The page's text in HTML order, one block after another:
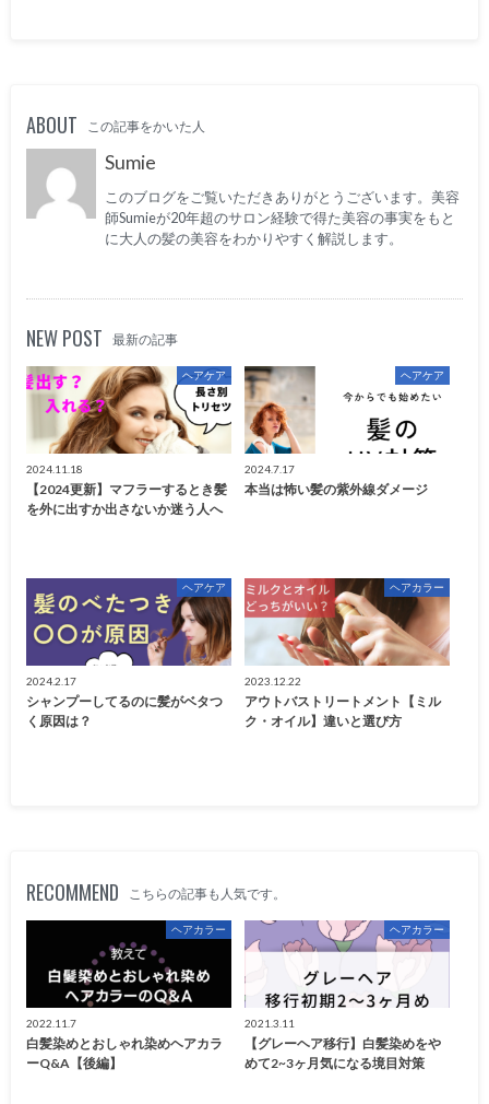
ABOUT この記事をかいた人
Sumie
このブログをご覧いただきありがとうございます。美容
師Sumieが20年超のサロン経験で得た美容の事実をもと
に大人の髪の美容をわかりやすく解説します。
NEW POST 最新の記事
ヘアケア
2024.11.18
【2024更新】マフラーするとき髪
を外に出すか出さないか迷う人へ
ヘアケア
2024.7.17
本当は怖い髪の紫外線ダメージ
ヘアケア
2024.2.17
シャンプーしてるのに髪がベタつ
く原因は？
ヘアカラー
2023.12.22
アウトバストリートメント【ミル
ク・オイル】違いと選び方
RECOMMEND こちらの記事も人気です。
ヘアカラー
2022.11.7
白髪染めとおしゃれ染めヘアカラ
ーQ&A【後編】
ヘアカラー
2021.3.11
【グレーヘア移行】白髪染めをや
めて2~3ヶ月気になる境目対策